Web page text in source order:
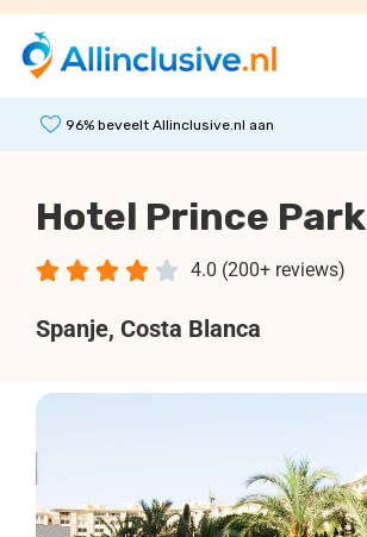
96% beveelt Allinclusive.nl aan
Hotel Prince Park
4.0 (200+ reviews)
    
Spanje, Costa Blanca